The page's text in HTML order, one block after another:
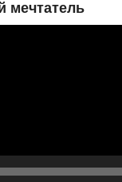
мечтатель